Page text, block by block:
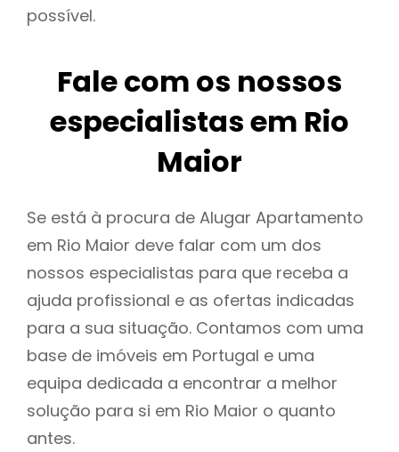
possível.
Fale com os nossos
especialistas em Rio
Maior
Se está à procura de Alugar Apartamento
em Rio Maior deve falar com um dos
nossos especialistas para que receba a
ajuda profissional e as ofertas indicadas
para a sua situação. Contamos com uma
base de imóveis em Portugal e uma
equipa dedicada a encontrar a melhor
solução para si em Rio Maior o quanto
antes.